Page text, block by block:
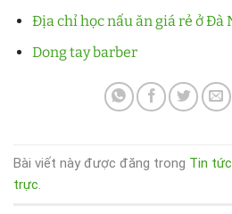
Địa chỉ học nấu ăn giá rẻ ở Đà
Dong tay barber
Bài viết này được đăng trong Tin tức
trực